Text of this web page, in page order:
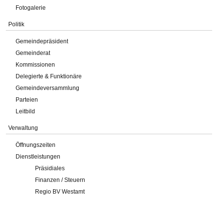
Fotogalerie
Politik
Gemeindepräsident
Gemeinderat
Kommissionen
Delegierte & Funktionäre
Gemeindeversammlung
Parteien
Leitbild
Verwaltung
Öffnungszeiten
Dienstleistungen
Präsidiales
Finanzen / Steuern
Regio BV Westamt